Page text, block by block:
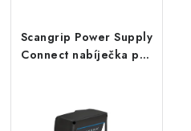
Scangrip Power Supply
Connect nabíječka pro